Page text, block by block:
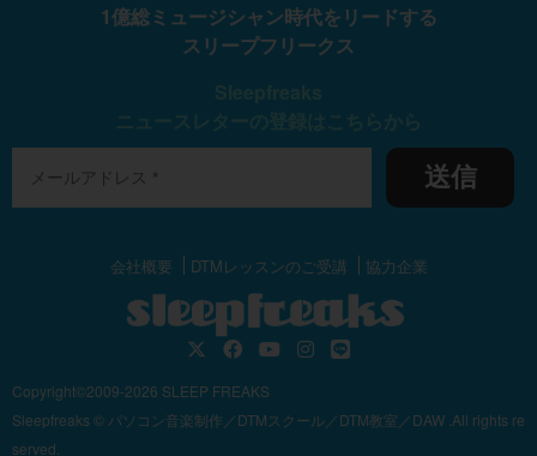
1億総ミュージシャン時代をリードする
スリープフリークス
送信
会社概要 DTMレッスンのご受講 協力企業
Copyright©2009-2026 SLEEP FREAKS
Sleepfreaks © パソコン音楽制作／DTMスクール／DTM教室／DAW .All rights re
served.